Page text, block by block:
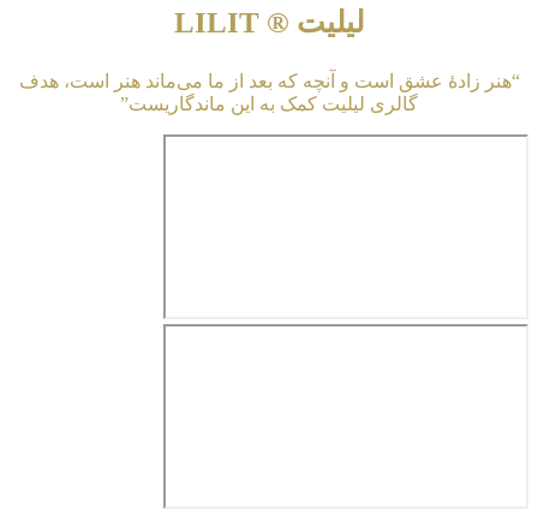
لیلیت ® LILIT
“هنر زادهٔ عشق است و آنچه که بعد از ما می‌ماند هنر است، هدف
گالری لیلیت کمک به این ماندگاریست”